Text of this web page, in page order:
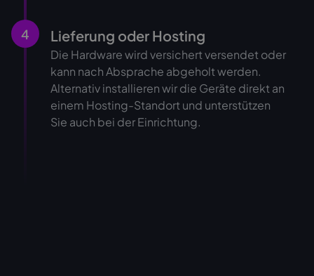
4 Lieferung oder Hosting
Die Hardware wird versichert versendet oder
kann nach Absprache abgeholt werden.
Alternativ installieren wir die Geräte direkt an
einem Hosting-Standort und unterstützen
Sie auch bei der Einrichtung.